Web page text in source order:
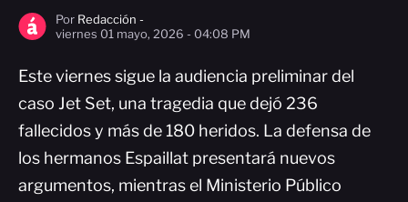
Por Redacción -
viernes 01 mayo, 2026 - 04:08 PM
Este viernes sigue la audiencia preliminar del
caso Jet Set, una tragedia que dejó 236
fallecidos y más de 180 heridos. La defensa de
los hermanos Espaillat presentará nuevos
argumentos, mientras el Ministerio Público